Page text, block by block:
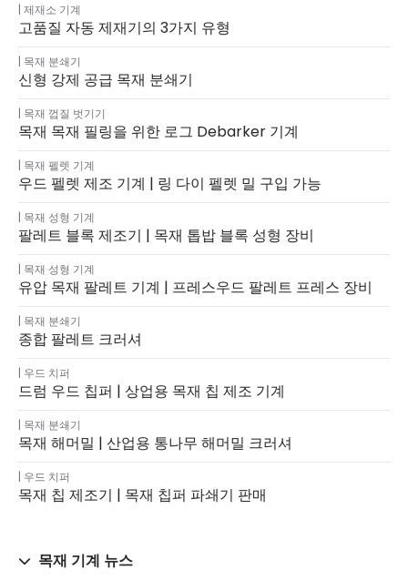
제재소 기계
고품질 자동 제재기의 3가지 유형
목재 분쇄기
신형 강제 공급 목재 분쇄기
목재 껍질 벗기기
목재 목재 필링을 위한 로그 Debarker 기계
목재 펠렛 기계
우드 펠렛 제조 기계 | 링 다이 펠렛 밀 구입 가능
목재 성형 기계
팔레트 블록 제조기 | 목재 톱밥 블록 성형 장비
목재 성형 기계
유압 목재 팔레트 기계 | 프레스우드 팔레트 프레스 장비
목재 분쇄기
종합 팔레트 크러셔
우드 치퍼
드럼 우드 칩퍼 | 상업용 목재 칩 제조 기계
목재 분쇄기
목재 해머밀 | 산업용 통나무 해머밀 크러셔
우드 치퍼
목재 칩 제조기 | 목재 칩퍼 파쇄기 판매
목재 기계 뉴스